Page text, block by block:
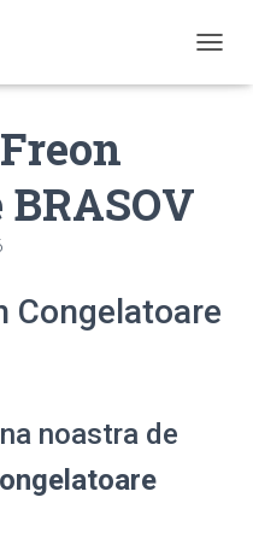
Congelatoare
noastra de